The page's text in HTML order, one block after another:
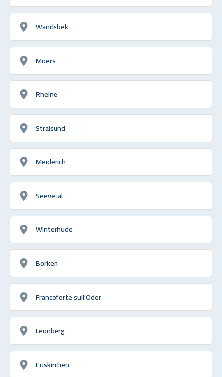
Wandsbek
Moers
Rheine
Stralsund
Meiderich
Seevetal
Winterhude
Borken
Francoforte sull'Oder
Leonberg
Euskirchen